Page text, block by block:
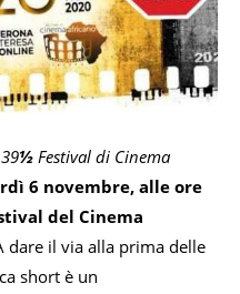
39½ Festival di Cinema
6 novembre, alle ore
del Cinema
dare il via alla prima delle
short è un